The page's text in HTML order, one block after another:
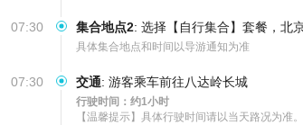
07:30 集合地点2: 选择【自行集合】套餐，北
具体集合地点和时间以导游通知为准
07:30 交通: 游客乘车前往八达岭长城
行驶时间：约1小时
【温馨提示】具体行驶时间请以当天路况为准。